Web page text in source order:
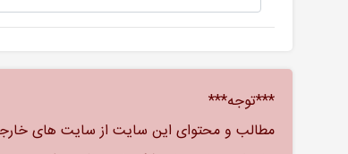
***توجه***
مطالب و محتوای این سایت از سایت های